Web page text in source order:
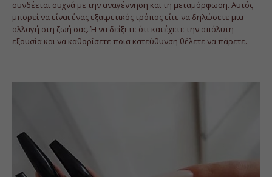
συνδέεται συχνά με την αναγέννηση και τη μεταμόρφωση. Αυτός
μπορεί να είναι ένας εξαιρετικός τρόπος είτε να δηλώσετε μια
αλλαγή στη ζωή σας. Ή να δείξετε ότι κατέχετε την απόλυτη
εξουσία και να καθορίσετε ποια κατεύθυνση θέλετε να πάρετε.